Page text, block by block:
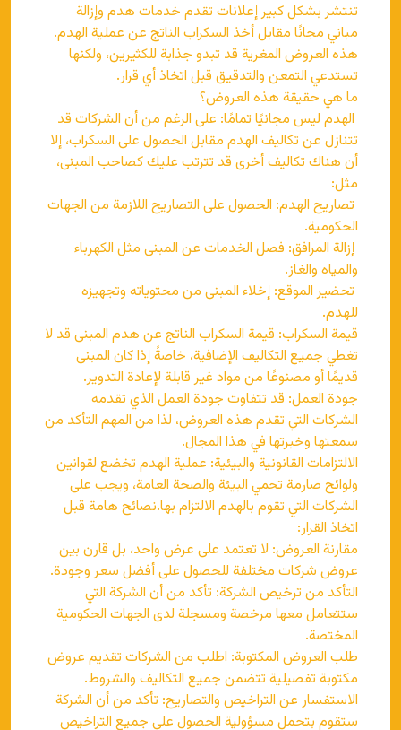
تنتشر بشكل كبير إعلانات تقدم خدمات هدم وإزالة
مباني مجانًا مقابل أخذ السكراب الناتج عن عملية الهدم.
هذه العروض المغرية قد تبدو جذابة للكثيرين، ولكنها
تستدعي التمعن والتدقيق قبل اتخاذ أي قرار.
ما هي حقيقة هذه العروض؟
الهدم ليس مجانيًا تمامًا: على الرغم من أن الشركات قد
تتنازل عن تكاليف الهدم مقابل الحصول على السكراب، إلا
أن هناك تكاليف أخرى قد تترتب عليك كصاحب المبنى،
مثل:
تصاريح الهدم: الحصول على التصاريح اللازمة من الجهات
الحكومية.
إزالة المرافق: فصل الخدمات عن المبنى مثل الكهرباء
والمياه والغاز.
تحضير الموقع: إخلاء المبنى من محتوياته وتجهيزه
للهدم.
قيمة السكراب: قيمة السكراب الناتج عن هدم المبنى قد لا
تغطي جميع التكاليف الإضافية، خاصةً إذا كان المبنى
قديمًا أو مصنوعًا من مواد غير قابلة لإعادة التدوير.
جودة العمل: قد تتفاوت جودة العمل الذي تقدمه
الشركات التي تقدم هذه العروض، لذا من المهم التأكد من
سمعتها وخبرتها في هذا المجال.
الالتزامات القانونية والبيئية: عملية الهدم تخضع لقوانين
ولوائح صارمة تحمي البيئة والصحة العامة، ويجب على
الشركات التي تقوم بالهدم الالتزام بها.نصائح هامة قبل
اتخاذ القرار:
مقارنة العروض: لا تعتمد على عرض واحد، بل قارن بين
عروض شركات مختلفة للحصول على أفضل سعر وجودة.
التأكد من ترخيص الشركة: تأكد من أن الشركة التي
ستتعامل معها مرخصة ومسجلة لدى الجهات الحكومية
المختصة.
طلب العروض المكتوبة: اطلب من الشركات تقديم عروض
مكتوبة تفصيلية تتضمن جميع التكاليف والشروط.
الاستفسار عن التراخيص والتصاريح: تأكد من أن الشركة
ستقوم بتحمل مسؤولية الحصول على جميع التراخيص